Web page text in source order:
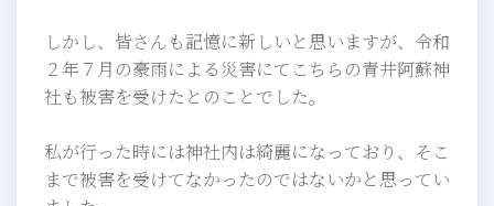
しかし、皆さんも記憶に新しいと思いますが、令和
２年７月の豪雨による災害にてこちらの青井阿蘇神
社も被害を受けたとのことでした。
私が行った時には神社内は綺麗になっており、そこ
まで被害を受けてなかったのではないかと思ってい